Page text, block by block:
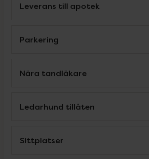
Leverans till apotek
Parkering
Nära tandläkare
Ledarhund tillåten
Sittplatser